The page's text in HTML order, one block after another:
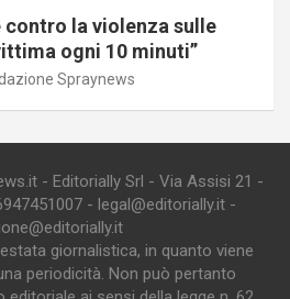
la violenza sulle
ogni 10 minuti”
Spraynews
- Editorially Srl - Via Assisi 21 -
- legal@editorially.it -
giornalistica, in quanto viene
periodicità. Non può pertanto